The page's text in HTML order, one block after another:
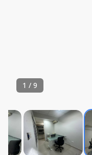
1 / 9